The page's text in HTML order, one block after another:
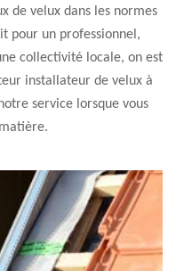
de velux dans les normes
pour un professionnel,
collectivité locale, on est
installateur de velux à
service lorsque vous